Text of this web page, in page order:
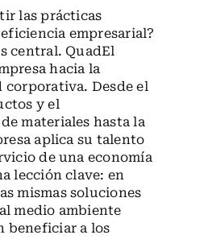
las prácticas
empresarial?
central. QuadEl
hacia la
corporativa. Desde el
y el
materiales hasta la
aplica su talento
de una economía
lección clave: en
mismas soluciones
medio ambiente
beneficiar a los